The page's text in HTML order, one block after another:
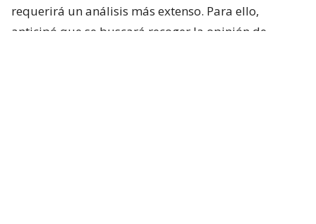
requerirá un análisis más extenso. Para ello,
anticipó que se buscará recoger la opinión de